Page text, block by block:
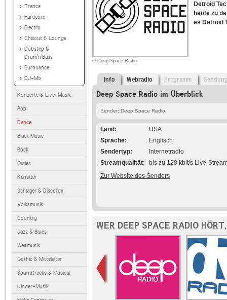
Trance
Hardcore
Electro
Chillout & Lounge
Dubstep &
Drum'n'Bass
Eurodance
DJ-Mix
Konzerte & Live-Musik
Pop
Dance
Black Music
Rock
Oldies
Künstler
Schlager & Discofox
Volksmusik
Country
Jazz & Blues
Weltmusik
Gothic & Mittelalter
Soundtracks & Musical
Kinder-Musik
© Deep Space Radio
Detroid
heute zu
es Detroid
Info Webradio Programm
Deep Space Radio im Überblick
Sender: Deep Space Radio
Land
USA
Sprache
Englisch
Sendertyp
Internetradio
Streamqualität
bis zu 128 kbit/s Live-
Zur Website des Senders
WER DEEP SPACE RADIO